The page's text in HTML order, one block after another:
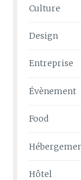
Culture
Design
Entreprise
Évènement
Food
Hôtel